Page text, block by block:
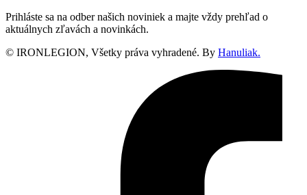
Prihláste sa na odber našich noviniek a majte vždy prehľad o
aktuálnych zľavách a novinkách.
© IRONLEGION, Všetky práva vyhradené. By Hanuliak.